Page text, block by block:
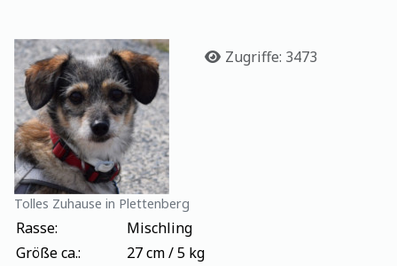
Tolles Zuhause in Plettenberg
Details
Zugriffe: 3473
Rasse:
Mischling
Größe ca.:
27 cm / 5 kg